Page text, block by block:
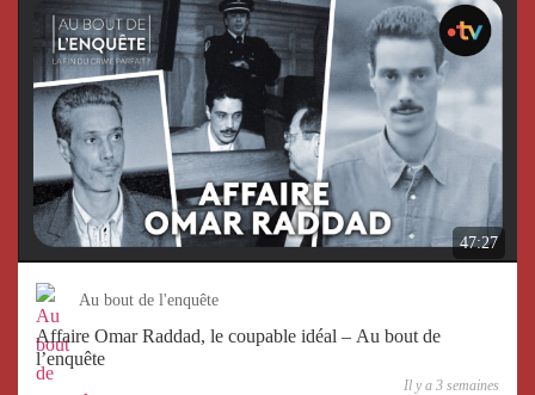
47:27
Au bout de l'enquête
Affaire Omar Raddad, le coupable idéal – Au bout de
l’enquête
Il y a 3 semaines